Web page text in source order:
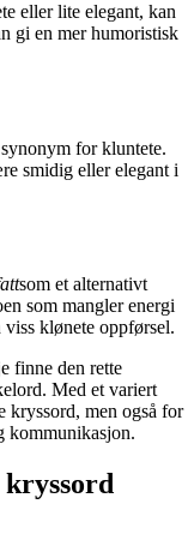
eller lite elegant, kan
gi en mer humoristisk
for kluntete.
smidig eller elegant i
som et alternativt
som mangler energi
klønete oppførsel.
finne den rette
Med et variert
kryssord, men også for
kommunikasjon.